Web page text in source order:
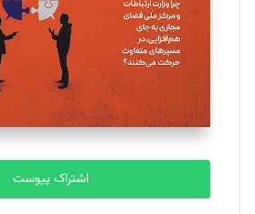
ملینا جعفری
تحریریه
مصطفی مسجدی آرانی
تحریریه
بابک نقاش
اشتراک پیوست